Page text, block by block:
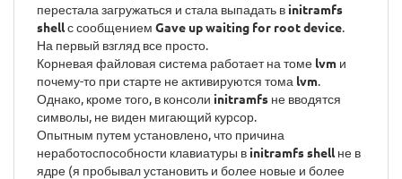
перестала загружаться и стала выпадать в initramfs
shellс сообщением Gave up waiting for root device.
На первый взгляд все просто.
Корневая файловая система работает на томе lvm и
почему-то при старте не активируются тома lvm.
Однако, кроме того, в консоли initramfs не вводятся
символы, не виден мигающий курсор.
Опытным путем установлено, что причина
неработоспособности клавиатуры в initramfs shellне в
ядре (я пробывал установить и более новые и более